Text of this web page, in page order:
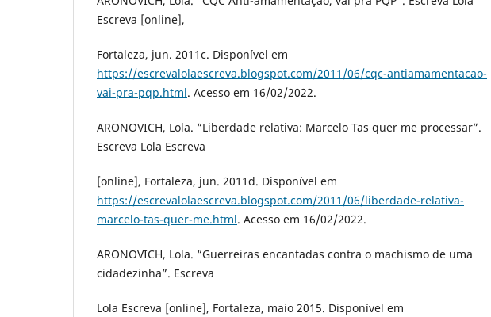
Escreva [online],
Fortaleza, jun. 2011c. Disponível em
https://escrevalolaescreva.blogspot.com/2011/06/cqc-antiamamentacao-
vai-pra-pqp.html. Acesso em 16/02/2022.
ARONOVICH, Lola. “Liberdade relativa: Marcelo Tas quer me processar”.
Escreva Lola Escreva
[online], Fortaleza, jun. 2011d. Disponível em
https://escrevalolaescreva.blogspot.com/2011/06/liberdade-relativa-
marcelo-tas-quer-me.html. Acesso em 16/02/2022.
ARONOVICH, Lola. “Guerreiras encantadas contra o machismo de uma
cidadezinha”. Escreva
Lola Escreva [online], Fortaleza, maio 2015. Disponível em